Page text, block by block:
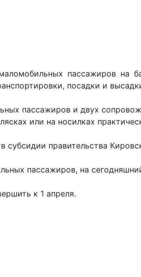
пассажиров на
посадки и
пассажиров и двух
или на носилках
субсидии правительства
пассажиров, на
к 1 апреля.